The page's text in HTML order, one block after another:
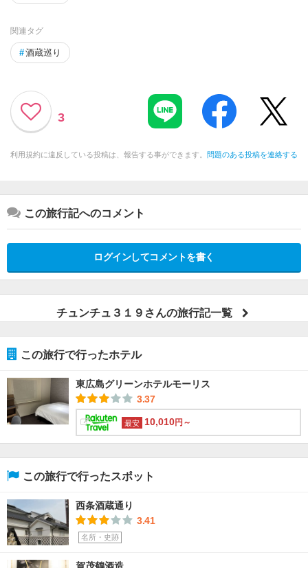
関連タグ
#酒蔵巡り
3
利用規約に違反している投稿は、報告する事ができます。 問題のある投稿を連絡する
この旅行記へのコメント
ログインしてコメントを書く
チュンチュ３１９さんの旅行記一覧
この旅行で行ったホテル
東広島グリーンホテルモーリス
3.37
最安 10,010円～
この旅行で行ったスポット
西条酒蔵通り
3.41
名所・史跡